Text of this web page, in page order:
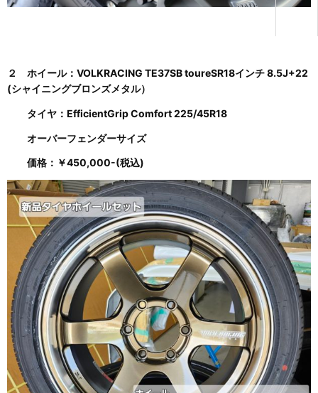
２ ホイール：VOLKRACING TE37SB toureSR18インチ 8.5J+22
(シャイニングブロンズメタル）
タイヤ：EfficientGrip Comfort 225/45R18
オーバーフェンダーサイズ
価格：￥450,000-(税込)